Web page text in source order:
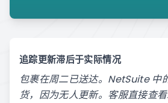
追踪更新滞后于实际情况
包裹在周二已送达。NetSuite 中
货，因为无人更新。客服直接查